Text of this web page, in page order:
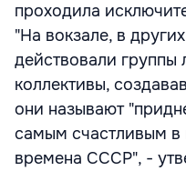
проходила
"На вокзале, в
действовали
коллективы,
они называют
самым счастливым в
времена СССР", -